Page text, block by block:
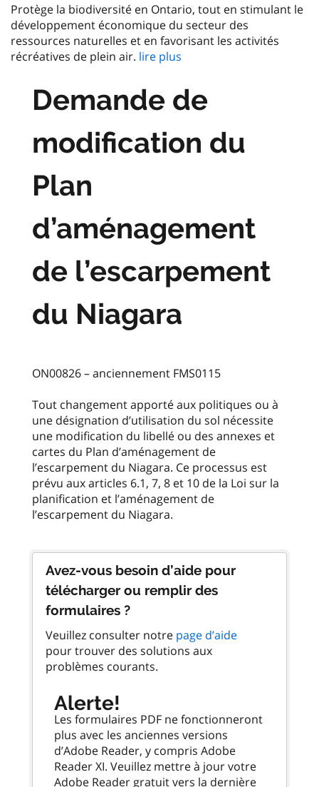
Protège la biodiversité en Ontario, tout en stimulant le
développement économique du secteur des
ressources naturelles et en favorisant les activités
récréatives de plein air. lire plus
Demande de
modification du
Plan
d’aménagement
de l’escarpement
du Niagara
ON00826 – anciennement FMS0115
Tout changement apporté aux politiques ou à
une désignation d’utilisation du sol nécessite
une modification du libellé ou des annexes et
cartes du Plan d’aménagement de
l’escarpement du Niagara. Ce processus est
prévu aux articles 6.1, 7, 8 et 10 de la Loi sur la
planification et l’aménagement de
l’escarpement du Niagara.
Avez-vous besoin d’aide pour
télécharger ou remplir des
formulaires ?
Veuillez consulter notre page d’aide
pour trouver des solutions aux
problèmes courants.
Alerte!
Les formulaires PDF ne fonctionneront
plus avec les anciennes versions
d’Adobe Reader, y compris Adobe
Reader XI. Veuillez mettre à jour votre
Adobe Reader gratuit vers la dernière